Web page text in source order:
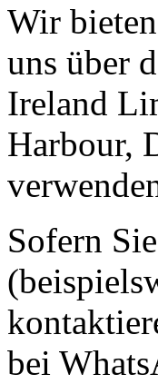
Wir
uns über
Ireland
Harbour,
Sofern
bei